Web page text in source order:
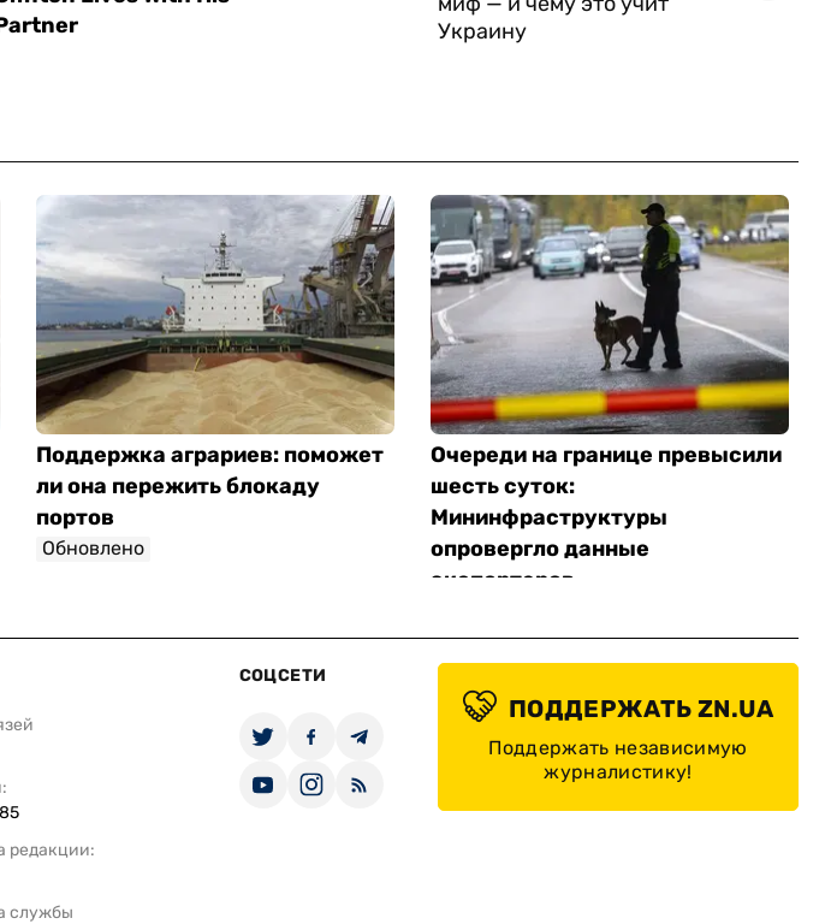
Украину
Поддержка аграриев: поможет
ли она пережить блокаду
портов
Обновлено
Очереди на границе превысили
шесть суток:
Мининфраструктуры
опровергло данные
экспортеров
редакции:
службы
СОЦСЕТИ
ПОДДЕРЖАТЬ ZN.UA
Поддержать независимую
журналистику!